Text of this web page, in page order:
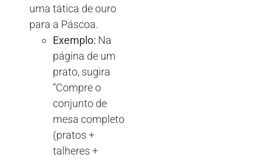
uma tática de ouro
para a Páscoa.
Exemplo: Na
página de um
prato, sugira
“Compre o
conjunto de
mesa completo
(pratos +
talheres +